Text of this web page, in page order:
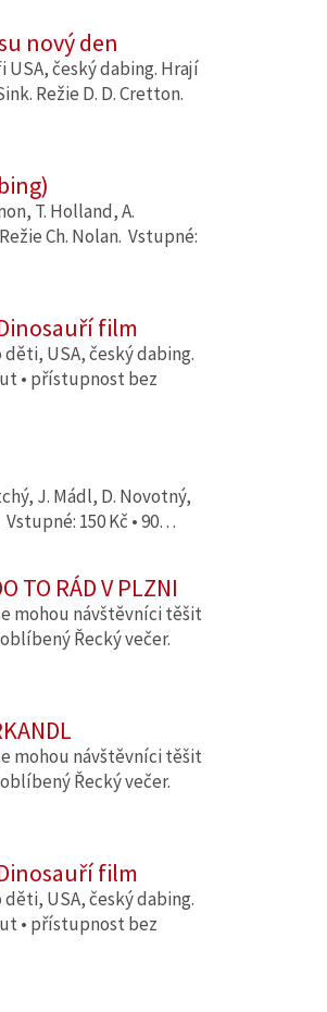
nový den
český dabing. Hrají
Režie D. D. Cretton.
T. Holland, A.
Ch. Nolan. Vstupné:
film
USA, český dabing.
• přístupnost bez
J. Mádl, D. Novotný,
150 Kč • 90…
TO RÁD V PLZNI
mohou návštěvníci těšit
Řecký večer.
mohou návštěvníci těšit
Řecký večer.
film
USA, český dabing.
• přístupnost bez